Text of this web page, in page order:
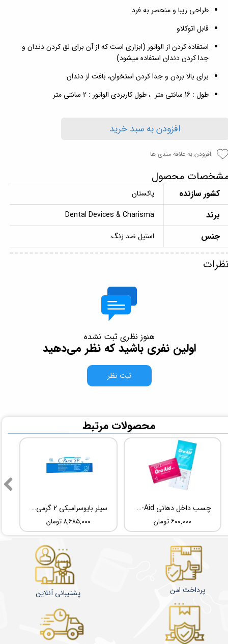
طراحی زیبا و منحصر به فرد
قابل اتوکلاو
استفاده کردن از الواتور (ابزاری است که از آن برای لق کردن دندان و
جدا کردن دندان استفاده میشود)
برای بالا بردن و جدا کردن استخوان، بافت از دندان
طول : 16 سانتی متر ، طول کاربردی الواتور : 2 سانتی متر
افزودن به سبد خرید
افزودن به علاقه مندی ها
محصول
کشور سازنده پاکستان
برند Dental Devices & Charisma
جنس استیل ضد زنگ
هنوز نظری ثبت نشده
اولین نفری باشید که نظر می‌دهید
ثبت نظر
سیلر بایوسرامیکی 2 گرمی Root Dental Medical C-Root SP
۸,۶۸۵,۰۰۰ تومان
چسب داخل دهانی TBM Ora-Aid
۶۰۰,۰۰۰ تومان
​محصولات مرتبط
پشتیبانی آنلاین پرداخت امن